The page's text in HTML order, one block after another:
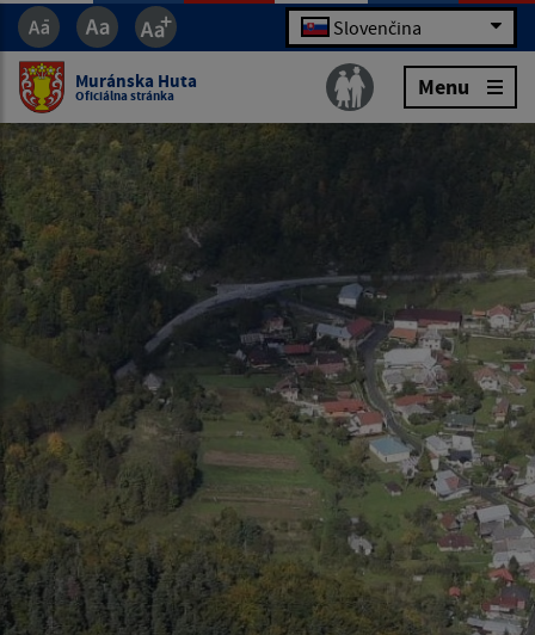
Slovenčina
Muránska Huta
Oficiálna stránka Menu